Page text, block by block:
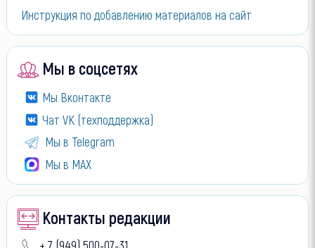
Инструкция по добавлению материалов на сайт
Мы в соцсетях
Мы Вконтакте
Чат VK (техподдержка)
Мы в Telegram
Мы в МАХ
Контакты редакции